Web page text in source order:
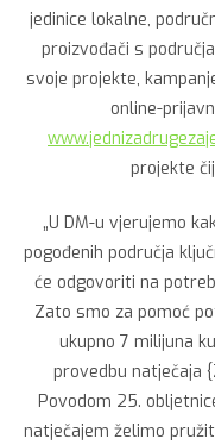
jedinice lokalne,
proizvođači s
svoje projekte,
online-
projekte
„U DM-u vjerujemo
pogođenih područja
će odgovoriti na
Zato smo za pomoć
ukupno 7 milijuna
provedbu natječaja
Povodom 25.
natječajem želimo